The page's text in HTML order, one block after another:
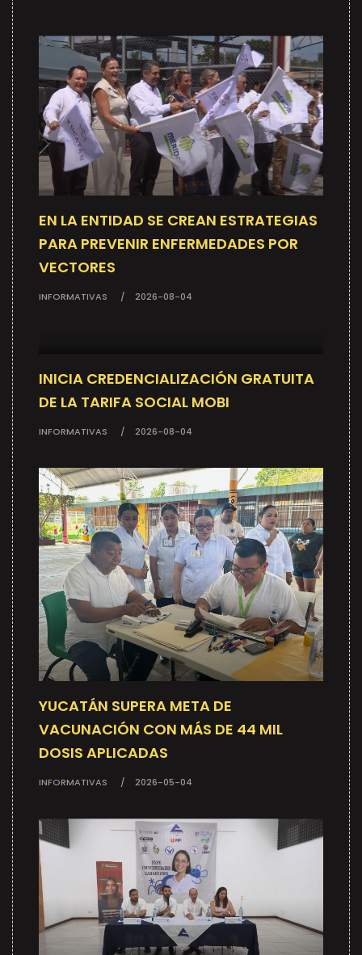
EN LA ENTIDAD SE CREAN ESTRATEGIAS
PARA PREVENIR ENFERMEDADES POR
VECTORES
INFORMATIVAS 2026-08-04
INICIA CREDENCIALIZACIÓN GRATUITA
DE LA TARIFA SOCIAL MOBI
INFORMATIVAS 2026-08-04
YUCATÁN SUPERA META DE
VACUNACIÓN CON MÁS DE 44 MIL
DOSIS APLICADAS
INFORMATIVAS 2026-05-04